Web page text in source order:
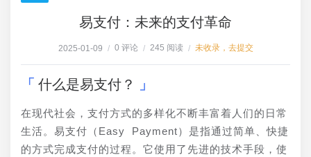
易支付：未来的支付革命
2025-01-09 / 0 评论 / 245 阅读 / 未收录，去提交
什么是易支付？
在现代社会，支付方式的多样化不断丰富着人们的日常
生活。易支付（Easy Payment）是指通过简单、快捷
的方式完成支付的过程。它使用了先进的技术手段，使